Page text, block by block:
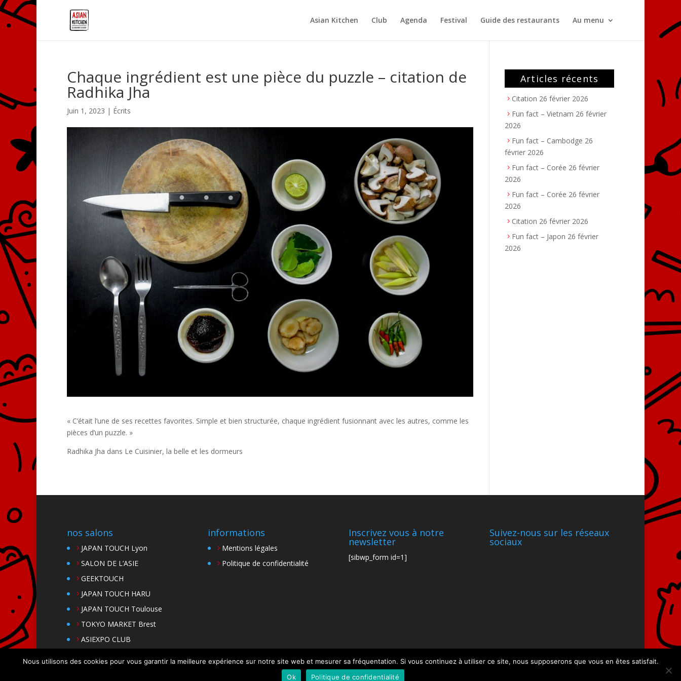
Asian Kitchen Club Agenda Festival Guide des restaurants Au menu
Chaque ingrédient est une pièce du puzzle – citation de
Radhika Jha
Juin 1, 2023 | Écrits
« C’était l’une de ses recettes favorites. Simple et bien structurée, chaque ingrédient fusionnant avec les autres, comme les
pièces d’un puzzle. »
Radhika Jha dans Le Cuisinier, la belle et les dormeurs
Articles récents
Citation 26 février 2026
Fun fact – Vietnam 26 février
2026
Fun fact – Cambodge 26
février 2026
Fun fact – Corée 26 février
2026
Fun fact – Corée 26 février
2026
Citation 26 février 2026
Fun fact – Japon 26 février
2026
nos salons
JAPAN TOUCH Lyon
SALON DE L’ASIE
GEEKTOUCH
JAPAN TOUCH HARU
JAPAN TOUCH Toulouse
TOKYO MARKET Brest
ASIEXPO CLUB
informations
Mentions légales
Politique de confidentialité
Inscrivez vous à notre
newsletter
[sibwp_form id=1]
Suivez-nous sur les réseaux
sociaux
Nous utilisons des cookies pour vous garantir la meilleure expérience sur notre site web et mesurer sa fréquentation. Si vous continuez à utiliser ce site, nous supposerons que vous en êtes satisfait.
Ok
Politique de confidentialité